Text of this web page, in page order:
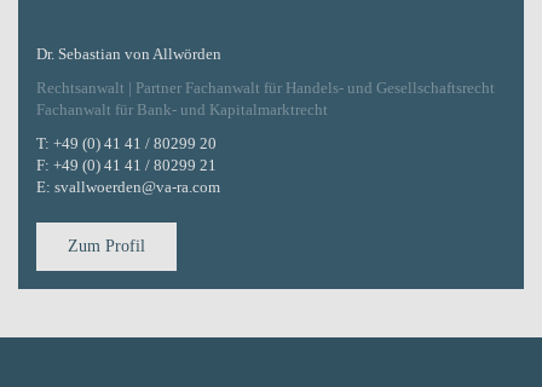
Dr. Sebastian von Allwörden
Rechtsanwalt | Partner Fachanwalt für Handels- und Gesellschaftsrecht
Fachanwalt für Bank- und Kapitalmarktrecht
T: +49 (0) 41 41 / 80299 20
F: +49 (0) 41 41 / 80299 21
E: svallwoerden@va-ra.com
Zum Profil